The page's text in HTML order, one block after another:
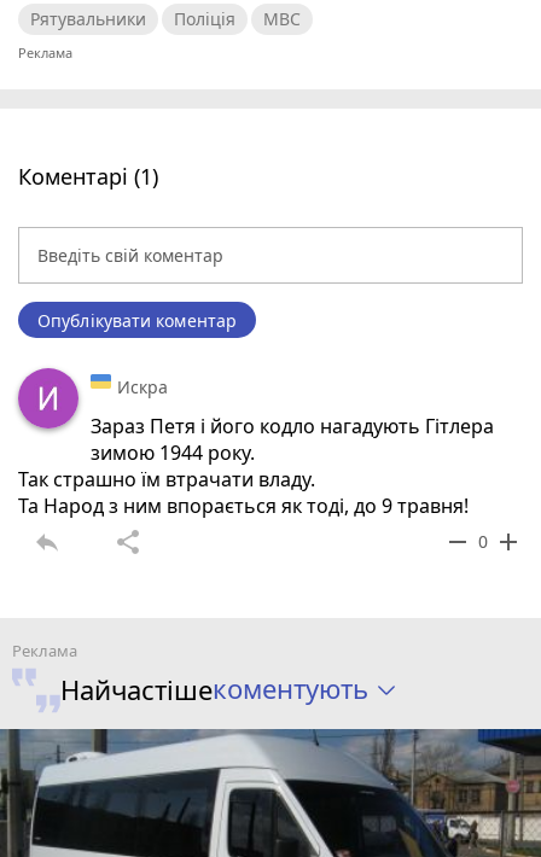
Рятувальники Поліція МВС
Коментарі (1)
Опублікувати коментар
Искра
Зараз Петя і його кодло нагадують Гітлера
зимою 1944 року.
Так страшно їм втрачати владу.
Та Народ з ним впорається як тоді, до 9 травня!
reply share remove 0 add
Найчастішекоментують